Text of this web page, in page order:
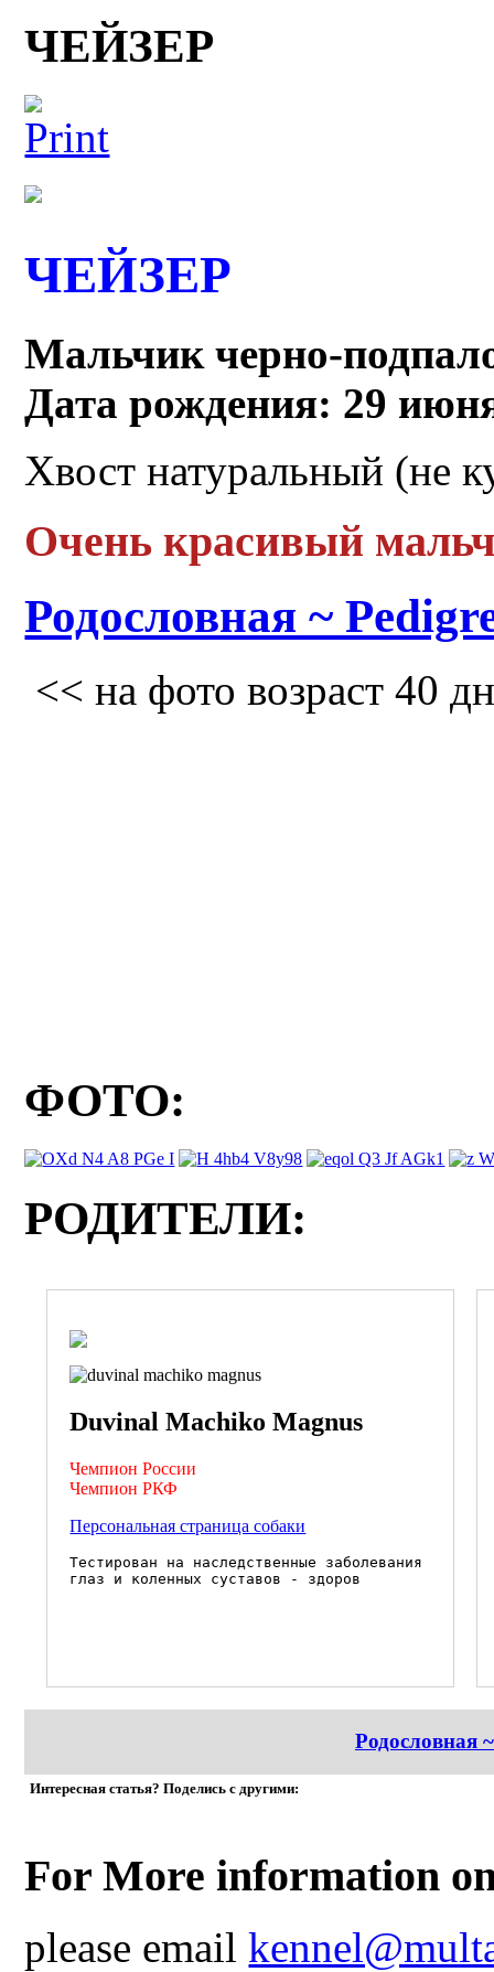
ЧЕЙЗЕР
ЧЕЙЗЕР
Мальчик черно-
Дата рождения: 29
Хвост натуральный (не
Очень красивый
Родословная ~
<< на фото возраст 40
ФОТО:
РОДИТЕЛИ:
Duvinal Machiko Magnus
Чемпион России
Чемпион РКФ
Персональная страница собаки
Тестирован на наследственные заболевания
глаз и коленных суставов - здоров
Родословная
Интересная статья? Поделись с другими:
For More information
please email